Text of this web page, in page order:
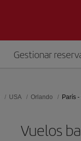
Gestionar
USA Orlando París
Vuelos